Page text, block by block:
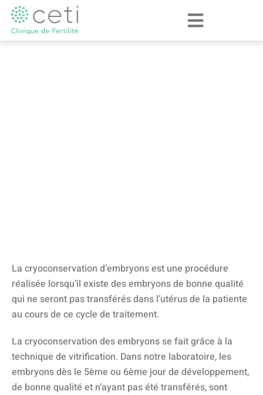
La cryoconservation d’embryons est une procédure
réalisée lorsqu’il existe des embryons de bonne qualité
qui ne seront pas transférés dans l’utérus de la patiente
au cours de ce cycle de traitement.
La cryoconservation des embryons se fait grâce à la
technique de vitrification. Dans notre laboratoire, les
embryons dès le 5ème ou 6ème jour de développement,
de bonne qualité et n’ayant pas été transférés, sont